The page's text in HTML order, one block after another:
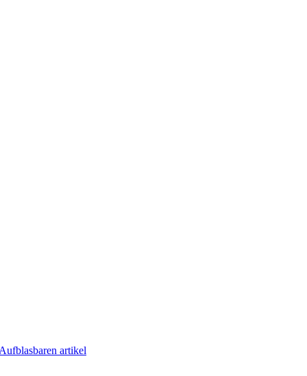
Aufblasbaren artikel